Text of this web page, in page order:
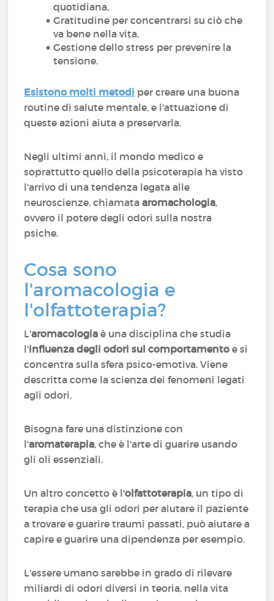
quotidiana,
Gratitudine per concentrarsi su ciò che
va bene nella vita,
Gestione dello stress per prevenire la
tensione.
Esistono molti metodi per creare una buona
routine di salute mentale, e l'attuazione di
queste azioni aiuta a preservarla.
Negli ultimi anni, il mondo medico e
soprattutto quello della psicoterapia ha visto
l'arrivo di una tendenza legata alle
neuroscienze, chiamataaromachologia,
ovvero il potere degli odori sulla nostra
psiche.
Cosa sono
l'aromacologia e
l'olfattoterapia?
L'aromacologia è una disciplina che studia
l'influenza degli odori sul comportamento e si
concentra sulla sfera psico-emotiva. Viene
descritta come la scienza dei fenomeni legati
agli odori.
Bisogna fare una distinzione con
l'aromaterapia, che è l'arte di guarire usando
gli oli essenziali.
Un altro concetto è l'olfattoterapia, un tipo di
terapia che usa gli odori per aiutare il paziente
a trovare e guarire traumi passati, può aiutare a
capire e guarire una dipendenza per esempio.
L'essere umano sarebbe in grado di rilevare
miliardi di odori diversi in teoria, nella vita